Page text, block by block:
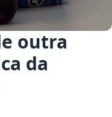
outra
da